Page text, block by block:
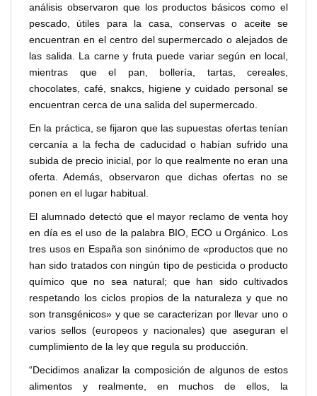
análisis observaron que los productos básicos como el
pescado, útiles para la casa, conservas o aceite se
encuentran en el centro del supermercado o alejados de
las salida. La carne y fruta puede variar según en local,
mientras que el pan, bollería, tartas, cereales,
chocolates, café, snakcs, higiene y cuidado personal se
encuentran cerca de una salida del supermercado.
En la práctica, se fijaron que las supuestas ofertas tenían
cercanía a la fecha de caducidad o habían sufrido una
subida de precio inicial, por lo que realmente no eran una
oferta. Además, observaron que dichas ofertas no se
ponen en el lugar habitual.
El alumnado detectó que el mayor reclamo de venta hoy
en día es el uso de la palabra BIO, ECO u Orgánico. Los
tres usos en España son sinónimo de «productos que no
han sido tratados con ningún tipo de pesticida o producto
químico que no sea natural; que han sido cultivados
respetando los ciclos propios de la naturaleza y que no
son transgénicos» y que se caracterizan por llevar uno o
varios sellos (europeos y nacionales) que aseguran el
cumplimiento de la ley que regula su producción.
“Decidimos analizar la composición de algunos de estos
alimentos y realmente, en muchos de ellos, la